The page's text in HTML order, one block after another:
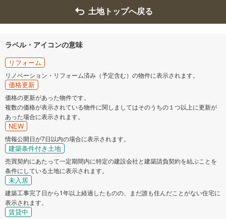
土地トップへ戻る
ラベル・アイコンの意味
リフォーム
リノベーション・リフォーム済み（予定含む）の物件に表示されます。
価格更新
価格の更新があった物件です。
複数の価格が表示されている物件に関しましてはそのうちの１つ以上に更新が
あった場合に表示されます。
NEW
情報公開日が7日以内の場合に表示されます。
建築条件付き土地
売買契約にあたって一定期間内に特定の建設会社と建築請負契約を結ぶことを
条件にしている土地に表示されます。
未入居
建築工事完了日から1年以上経過したものの、まだ誰も住んだことがない住宅に
表示されます。
賃貸中